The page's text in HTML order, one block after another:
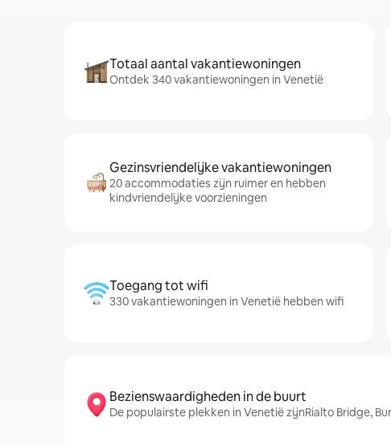
Totaal aantal vakantiewoningen
Ontdek 340 vakantiewoningen in Venetië
Gezinsvriendelijke vakantiewoningen
20 accommodaties zijn ruimer en hebben
kindvriendelijke voorzieningen
Toegang tot wifi
330 vakantiewoningen in Venetië hebben wifi
Bezienswaardigheden in de buurt
De populairste plekken in Venetië zijnRialto Bridge,